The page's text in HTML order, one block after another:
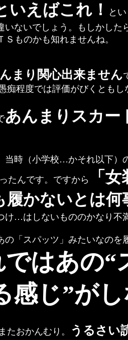
いえばこれ！
と
いないでしょう。もしかした
ものかも知れませんね。
まり関心出来ません
程度では評価がびくともし
あんまりスカー
時（小学校…かそれ以下）
たんです。ですから
「
かないとは何
…はしないもののかなり不
「スパッツ」みたいなのを
ではあの“
感じ”が
たおかんむり。 うるさい